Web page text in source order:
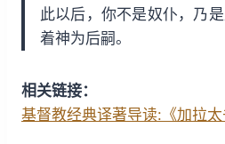
此以后，你不是奴仆，乃
着神为后嗣。
相关链接：
基督教经典译著导读:《加拉太